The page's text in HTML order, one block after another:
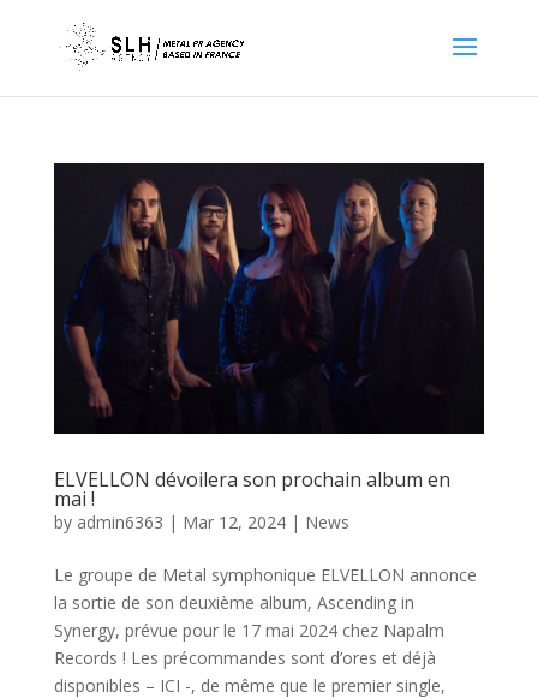
ELVELLON dévoilera son prochain album en
mai !
by admin6363 | Mar 12, 2024| News
Le groupe de Metal symphonique ELVELLON annonce
la sortie de son deuxième album, Ascending in
Synergy, prévue pour le 17 mai 2024 chez Napalm
Records ! Les précommandes sont d’ores et déjà
disponibles – ICI -, de même que le premier single,